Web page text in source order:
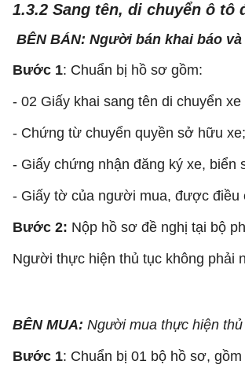
1.3.2 Sang tên, di chuyển ô
BÊN BÁN: Người bán khai báo
Bước 1: Chuẩn bị hồ sơ gồm:
- 02 Giấy khai sang tên di chuyển xe
- Chứng từ chuyển quyền sở hữu xe;
- Giấy chứng nhận đăng ký xe, biển
- Giấy tờ của người mua, được điều
Bước 2: Nộp hồ sơ đề nghị tại bộ
Người thực hiện thủ tục không phải
BÊN MUA: Người mua thực hiện
Bước 1: Chuẩn bị 01 bộ hồ sơ, gồm